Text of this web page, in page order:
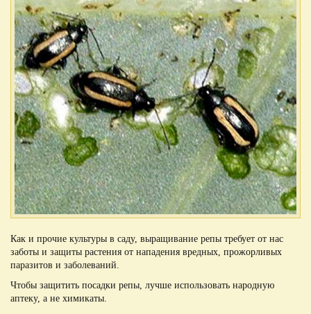
Как и прочие культуры в саду, выращивание репы требует от нас
заботы и защиты растения от нападения вредных, прожорливых
паразитов и заболеваний.
Чтобы защитить посадки репы, лучше использовать народную
аптеку, а не химикаты.